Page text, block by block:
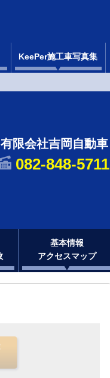
KeePer施工車写真集
有限会社吉岡自動車
082-848-5711
基本情報
アクセスマップ